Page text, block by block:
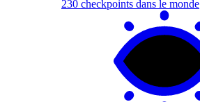
230 checkpoints dans le monde